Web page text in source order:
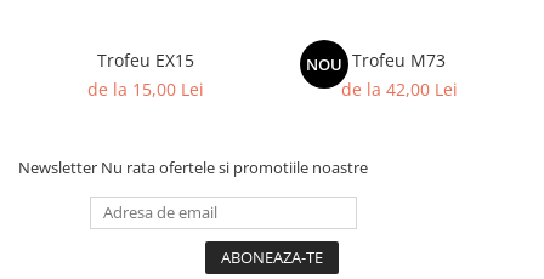
Trofeu EX15
de la 15,00 Lei
NOU Trofeu M73
de la 42,00 Lei
Newsletter Nu rata ofertele si promotiile noastre